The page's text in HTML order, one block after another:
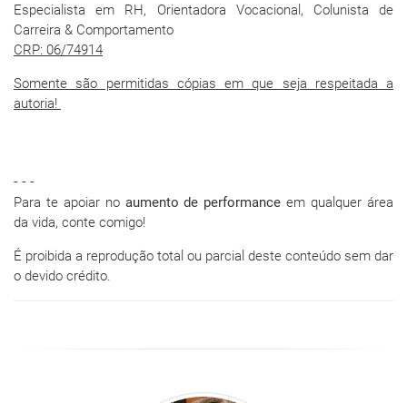
Especialista em RH, Orientadora Vocacional, Colunista de
Carreira & Comportamento
CRP: 06/74914
Somente são permitidas cópias em que seja respeitada a
autoria!
- - -
Para te apoiar no aumento de performance em qualquer área
da vida, conte comigo!
É proibida a reprodução total ou parcial deste conteúdo sem dar
o devido crédito.